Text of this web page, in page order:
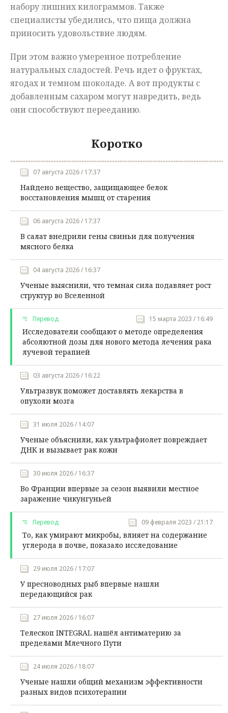
набору лишних килограммов. Также
специалисты убедились, что пища должна
приносить удовольствие людям.
При этом важно умеренное потребление
натуральных сладостей. Речь идет о фруктах,
ягодах и темном шоколаде. А вот продукты с
добавленным сахаром могут навредить, ведь
они способствуют перееданию.
Коротко
07 августа 2026 / 17:37
Найдено вещество, защищающее белок
восстановления мышц от старения
06 августа 2026 / 17:37
В салат внедрили гены свиньи для получения
мясного белка
04 августа 2026 / 16:37
Ученые выяснили, что темная сила подавляет рост
структур во Вселенной
Перевод 15 марта 2023 / 16:49
Исследователи сообщают о методе определения
абсолютной дозы для нового метода лечения рака
лучевой терапией
03 августа 2026 / 16:22
Ультразвук поможет доставлять лекарства в
опухоли мозга
31 июля 2026 / 14:07
Ученые объяснили, как ультрафиолет повреждает
ДНК и вызывает рак кожи
30 июля 2026 / 16:37
Во Франции впервые за сезон выявили местное
заражение чикунгуньей
Перевод 09 февраля 2023 / 21:17
То, как умирают микробы, влияет на содержание
углерода в почве, показало исследование
29 июля 2026 / 17:07
У пресноводных рыб впервые нашли
передающийся рак
27 июля 2026 / 16:07
Телескоп INTEGRAL нашёл антиматерию за
пределами Млечного Пути
24 июля 2026 / 18:07
Ученые нашли общий механизм эффективности
разных видов психотерапии